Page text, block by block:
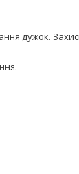
дужок.